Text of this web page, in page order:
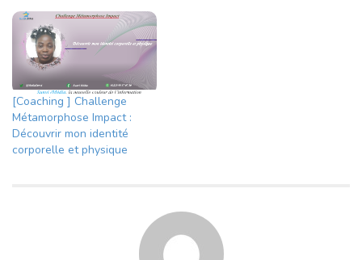
[Coaching ] Challenge
Métamorphose Impact :
Découvrir mon identité
corporelle et physique